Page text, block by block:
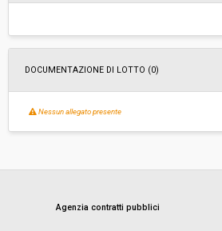
DOCUMENTAZIONE DI LOTTO (0)
Nessun allegato presente
Agenzia contratti pubblici